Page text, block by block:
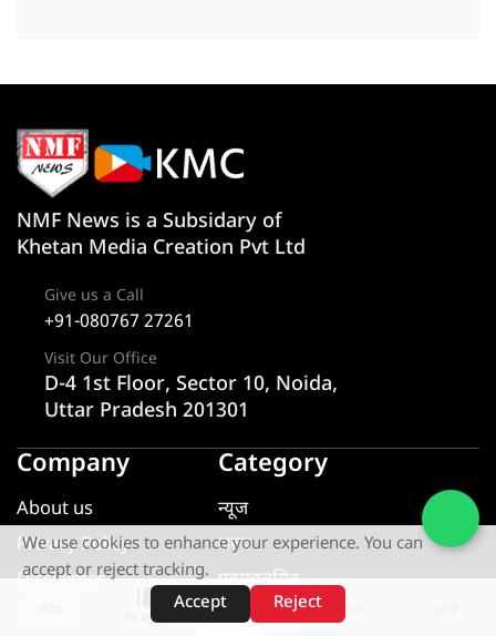
वेब स्टोरीज़
NMF News is a Subsidary of
Khetan Media Creation Pvt Ltd
Give us a Call
+91-080767 27261
Visit Our Office
D-4 1st Floor, Sector 10, Noida,
Uttar Pradesh 201301
Company
About us
Privacy Policy
Disclaimer
Category
न्यूज
राज्य
एक्सक्लूसिव
यूटीलिटी
We use cookies to enhance your experience. You can
accept or reject tracking.
Accept
Reject